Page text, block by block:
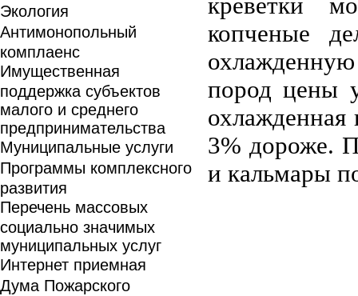
Экология
Антимонопольный
комплаенс
Имущественная
поддержка субъектов
малого и среднего
предпринимательства
Муниципальные услуги
Программы комплексного
развития
Перечень массовых
социально значимых
муниципальных услуг
Интернет приемная
Дума Пожарского
креветки
копченые
пород цены
3% дороже.
и кальмары